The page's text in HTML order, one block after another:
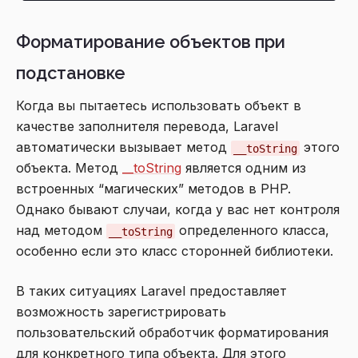
Форматирование объектов при
подстановке
Когда вы пытаетесь использовать объект в
качестве заполнителя перевода, Laravel
автоматически вызывает метод
__toString этого
объекта. Метод
__toString является одним из
встроенных “магических” методов в PHP.
Однако бывают случаи, когда у вас нет контроля
над методом
__toString определенного класса,
особенно если это класс сторонней библиотеки.
В таких ситуациях Laravel предоставляет
возможность зарегистрировать
пользовательский обработчик форматирования
для конкретного типа объекта. Для этого